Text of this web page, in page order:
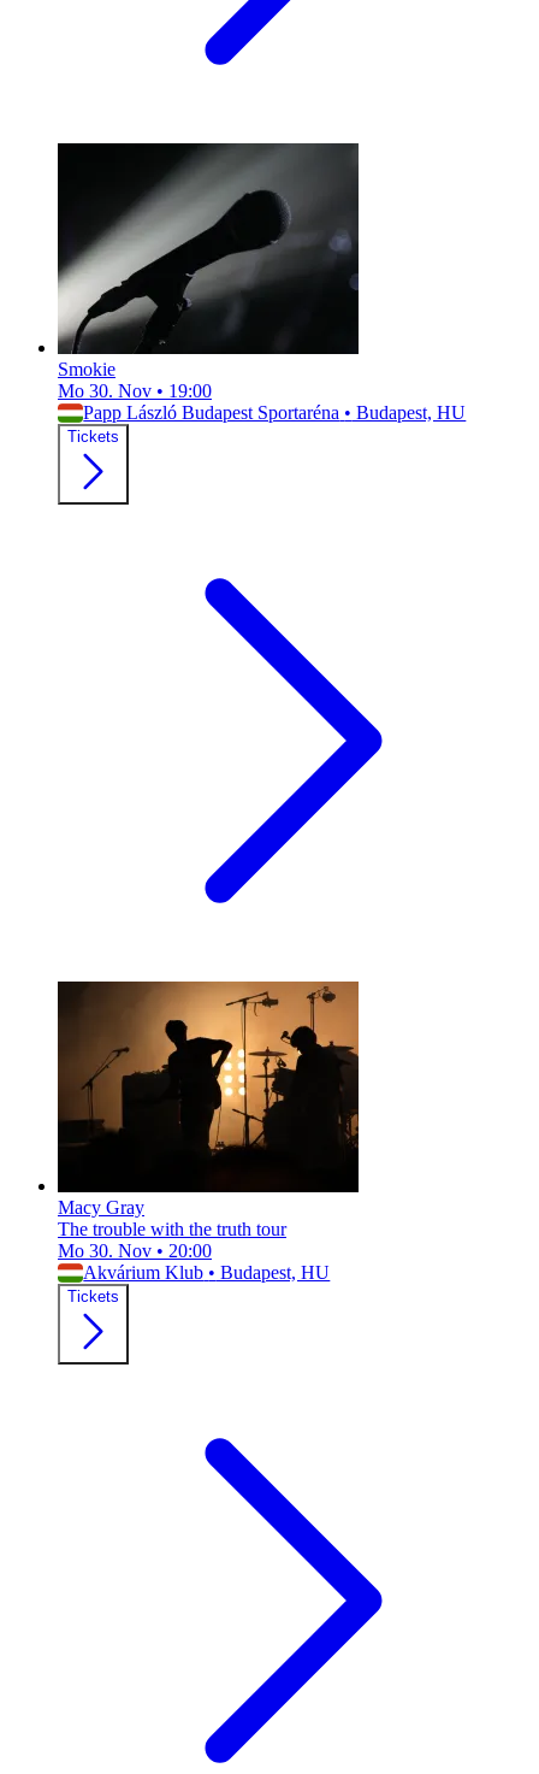
Smokie
Mo 30. Nov • 19:00
Papp László Budapest Sportaréna • Budapest, HU
Tickets
Macy Gray
The trouble with the truth tour
Mo 30. Nov • 20:00
Akvárium Klub • Budapest, HU
Tickets